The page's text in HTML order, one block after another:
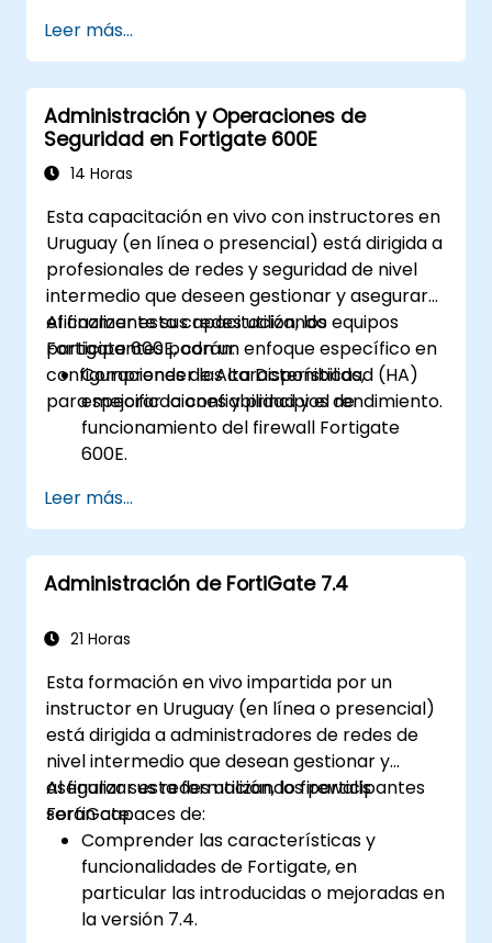
básicas de configuración y gestión.
Comprender las políticas de seguridad,
NAT y VPNs.
Aprender a monitorear y mantener el
FortiGate 1100E.
Leer más...
Administración y Operaciones de
Seguridad en Fortigate 600E
14 Horas
Esta capacitación en vivo con instructores en
Uruguay (en línea o presencial) está dirigida a
profesionales de redes y seguridad de nivel
intermedio que deseen gestionar y asegurar
eficazmente sus redes utilizando equipos
Fortigate 600E, con un enfoque específico en
configuraciones de Alta Disponibilidad (HA)
para mejorar la confiabilidad y el rendimiento.
Al finalizar esta capacitación, los
participantes podrán:
Comprender las características,
especificaciones y principios de
funcionamiento del firewall Fortigate
600E.
Fortigate 600E, incluidas tareas básicas
como el establecimiento de interfaces,
enrutamiento y políticas de firewall
iniciales.
avanzadas de seguridad, como SSL VPN,
(Sistema de Prevención de Intrusiones),
filtrado web y capacidades antimalware
para protegerse contra una variedad de
amenazas a la red.
Diagnosticar problemas comunes en
configuraciones HA y gestionar
eficazmente entornos de Alta
Disponibilidad.
Leer más...
Administración de FortiGate 7.4
21 Horas
Esta formación en vivo impartida por un
instructor en Uruguay (en línea o presencial)
está dirigida a administradores de redes de
nivel intermedio que desean gestionar y
asegurar sus redes utilizando firewalls
FortiGate.
Al finalizar esta formación, los participantes
serán capaces de:
Comprender las características y
funcionalidades de Fortigate, en
particular las introducidas o mejoradas en
la versión 7.4.